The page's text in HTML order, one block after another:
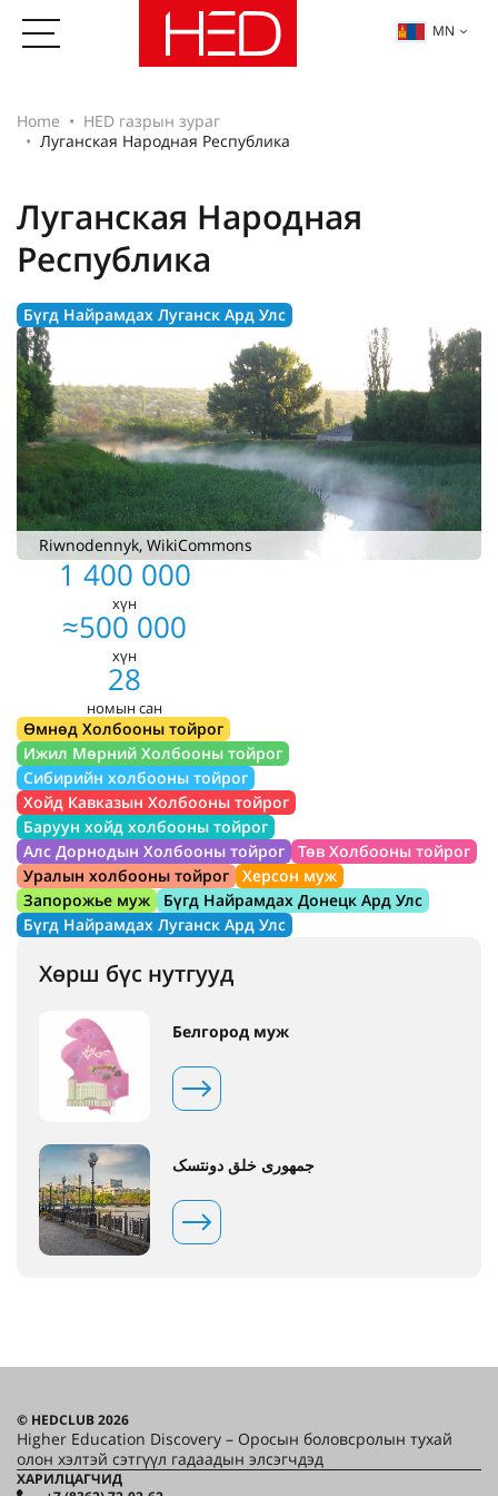
MN
Home
HED газрын зураг
Луганская Народная Республика
Луганская Народная
Республика
Бүгд Найрамдах Луганск Ард Улс
Riwnodennyk, WikiCommons
1 400 000
хүн
≈500 000
хүн
28
номын сан
Өмнөд Холбооны тойрог
Ижил Мөрний Холбооны тойрог
Сибирийн холбооны тойрог
Хойд Кавказын Холбооны тойрог
Баруун хойд холбооны тойрог
Алс Дорнодын Холбооны тойрог
Төв Холбооны тойрог
Уралын холбооны тойрог
Херсон муж
Запорожье муж
Бүгд Найрамдах Донецк Ард Улс
Бүгд Найрамдах Луганск Ард Улс
Хөрш бүс нутгууд
Белгород муж
جمهوری خلق دونتسک
© HEDCLUB 2026
Higher Education Discovery – Оросын боловсролын тухай
олон хэлтэй сэтгүүл гадаадын элсэгчдэд
ХАРИЛЦАГЧИД